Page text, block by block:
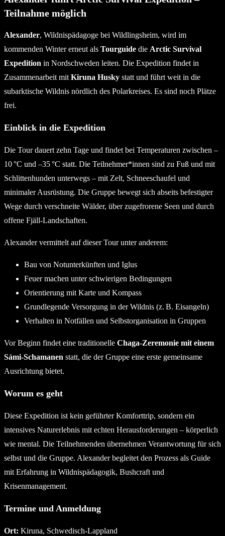
Teilnahme möglich
Alexander, Wildnispädagoge bei Wildlingsheim, wird im
kommenden Winter erneut als Tourguide die Arctic Survival
Expedition in Nordschweden leiten. Die Expedition findet in
Zusammenarbeit mitKiruna Husky statt und führt weit in die
subarktische Wildnis nördlich des Polarkreises. Es sind noch Plätze
frei.
Einblick in die Expedition
Die Tour dauert zehn Tage und findet bei Temperaturen zwischen –
10 °C und –35 °C statt. Die Teilnehmer*innen sind zu Fuß und mit
Schlittenhunden unterwegs – mit Zelt, Schneeschaufel und
minimaler Ausrüstung. Die Gruppe bewegt sich abseits befestigter
Wege durch verschneite Wälder, über zugefrorene Seen und durch
offene Fjäll-Landschaften.
Alexander vermittelt auf dieser Tour unter anderem:
Bau von Notunterkünften und Iglus
Feuer machen unter schwierigen Bedingungen
Orientierung mit Karte und Kompass
Grundlegende Versorgung in der Wildnis (z. B. Eisangeln)
Verhalten in Notfällen und Selbstorganisation in Gruppen
Vor Beginn findet eine traditionelle Chaga-Zeremonie mit einem
Sámi-Schamanen statt, die der Gruppe eine erste gemeinsame
Ausrichtung bietet.
Worum es geht
Diese Expedition ist kein geführter Komforttrip, sondern ein
intensives Naturerlebnis mit echten Herausforderungen – körperlich
wie mental. Die Teilnehmenden übernehmen Verantwortung für sich
selbst und die Gruppe. Alexander begleitet den Prozess als Guide
mit Erfahrung in Wildnispädagogik, Bushcraft und
Krisenmanagement.
Termine und Anmeldung
Ort: Kiruna, Schwedisch-Lappland